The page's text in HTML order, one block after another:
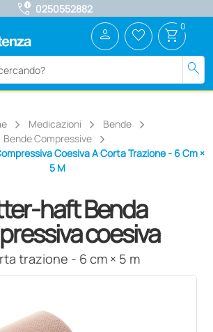
call_quality 0250552882
search
person favorite_border shopping_cart 0
Medicazioni
Bende
Bende Compressive
Coesiva A Corta Trazione - 6 Cm ×
5 M
haft Benda
coesiva
trazione - 6 cm × 5 m